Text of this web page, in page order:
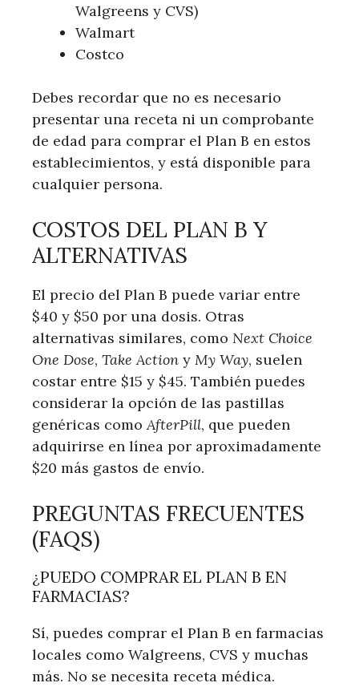
Walgreens‍ y CVS)
Walmart
Costco
Debes recordar ⁤que no es⁣ necesario
presentar una receta ni‍ un comprobante
de ⁤edad para comprar⁢ el Plan B en estos
establecimientos, y está disponible para
cualquier persona.
COSTOS DEL PLAN B Y
ALTERNATIVAS
El precio del Plan ‍B puede variar entre
⁢$40 y ⁣$50 por una dosis. Otras
alternativas similares, como Next Choice
One Dose, Take Action y My ⁣Way, suelen
costar entre ⁢$15⁤ y $45. También​ puedes
considerar ⁢la opción de las pastillas
genéricas comoAfterPill, que ⁢pueden
adquirirse en ⁤línea ⁤por aproximadamente
$20 más ​gastos de envío.
PREGUNTAS FRECUENTES
‌(FAQS)
¿PUEDO COMPRAR EL PLAN B EN
FARMACIAS?
Sí, puedes ‌comprar el ​Plan B en ⁣farmacias
locales como Walgreens, CVS​ y muchas
más. No se necesita receta ‌médica.